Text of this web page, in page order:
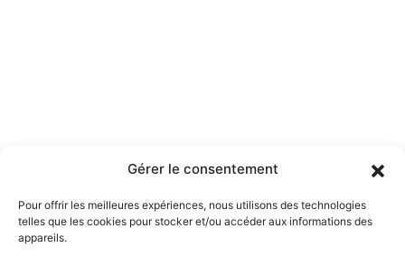
Gérer le consentement
Pour offrir les meilleures expériences, nous utilisons des technologies
telles que les cookies pour stocker et/ou accéder aux informations des
appareils.